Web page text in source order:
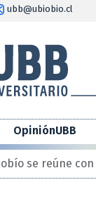
ubb@ubiobio.cl
OpiniónUBB
se reúne